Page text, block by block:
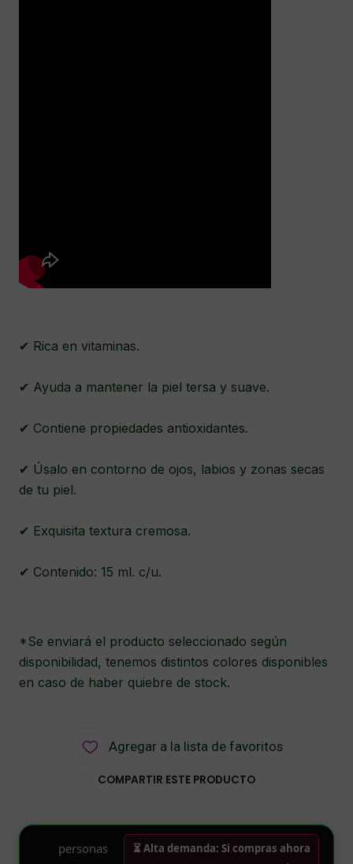
✔ Rica en vitaminas.
✔ Ayuda a mantener la piel tersa y suave.
✔ Contiene propiedades antioxidantes.
✔ Úsalo en contorno de ojos, labios y zonas secas
de tu piel.
✔ Exquisita textura cremosa.
✔ Contenido: 15 ml. c/u.
*Se enviará el producto seleccionado según
disponibilidad, tenemos distintos colores disponibles
en caso de haber quiebre de stock.
Agregar a la lista de favoritos
COMPARTIR ESTE PRODUCTO